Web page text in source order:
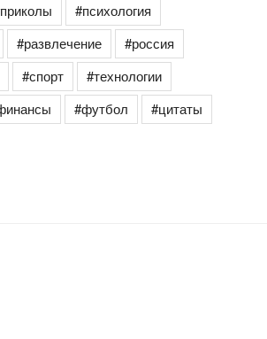
#психология
#развлечение
#россия
#спорт
#технологии
#футбол
#цитаты